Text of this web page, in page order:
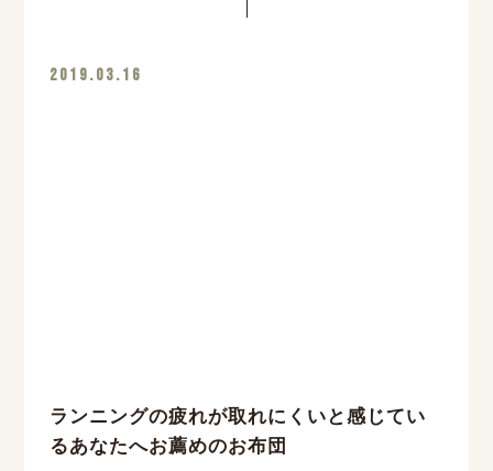
2019.03.16
ランニングの疲れが取れにくいと感じてい
るあなたへお薦めのお布団